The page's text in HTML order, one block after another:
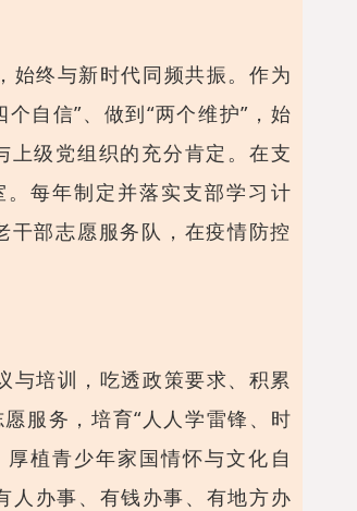
始终与新时代同频共振。作为
自信”、做到“两个维护”，始
上级党组织的充分肯定。在支
每年制定并落实支部学习计
部志愿服务队，在疫情防控
与培训，吃透政策要求、积累
服务，培育“人人学雷锋、时
植青少年家国情怀与文化自
人办事、有钱办事、有地方办